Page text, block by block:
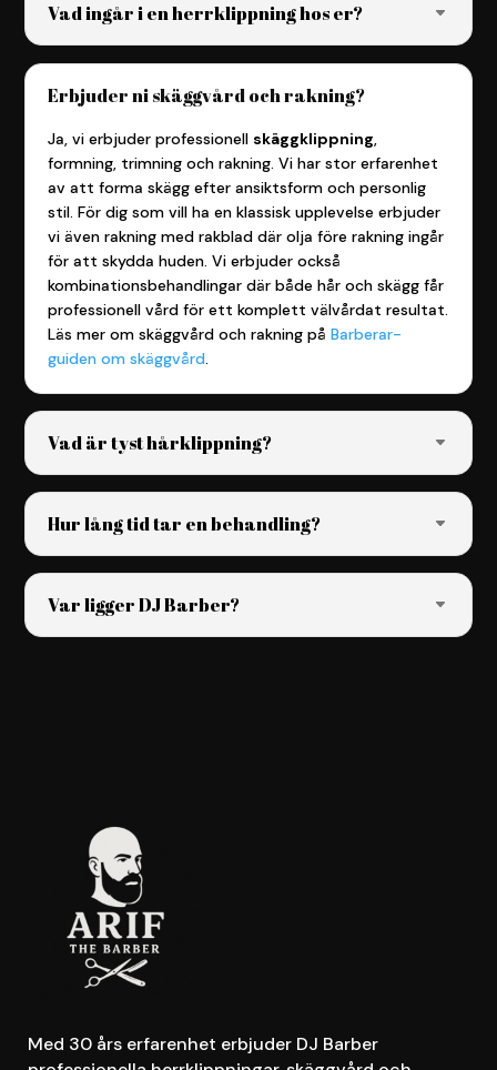
Vad ingår i en herrklippning hos er?
Erbjuder ni skäggvård och rakning?
Ja, vi erbjuder professionell skäggklippning,
formning, trimning och rakning. Vi har stor erfarenhet
av att forma skägg efter ansiktsform och personlig
stil. För dig som vill ha en klassisk upplevelse erbjuder
vi även rakning med rakblad där olja före rakning ingår
för att skydda huden. Vi erbjuder också
kombinationsbehandlingar där både hår och skägg får
professionell vård för ett komplett välvårdat resultat.
Läs mer om skäggvård och rakning på Barberar-
guiden om skäggvård.
Vad är tyst hårklippning?
Hur lång tid tar en behandling?
Var ligger DJ Barber?
Med 30 års erfarenhet erbjuder DJ Barber